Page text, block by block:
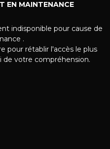
EN MAINTENANCE
indisponible pour cause de
.
rétablir l'accès le plus
de votre compréhension.